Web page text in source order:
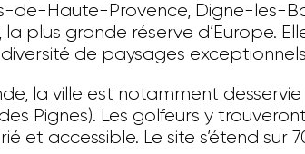
de-Haute-Provence, Digne-les-
plus grande réserve d’Europe.
de paysages
la ville est notamment
Pignes). Les golfeurs y
et accessible. Le site s’étend